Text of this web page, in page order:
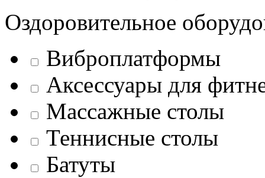
Оздоровительное
Виброплатформы
Аксессуары для
Массажные столы
Теннисные столы
Батуты